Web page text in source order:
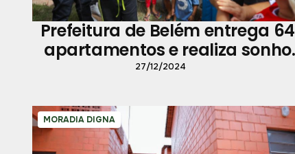
Prefeitura de Belém entrega 64
apartamentos e realiza sonho
de famílias, após 16 anos de
27/12/2024
MORADIA DIGNA